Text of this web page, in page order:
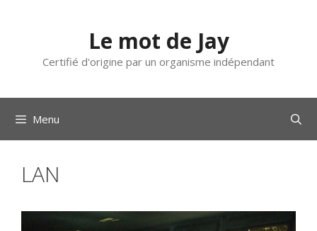
Le mot de Jay
Certifié d'origine par un organisme indépendant
Menu
LAN